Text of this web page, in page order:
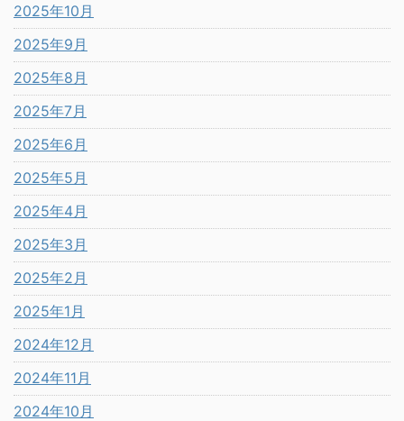
2025年10月
2025年9月
2025年8月
2025年7月
2025年6月
2025年5月
2025年4月
2025年3月
2025年2月
2025年1月
2024年12月
2024年11月
2024年10月